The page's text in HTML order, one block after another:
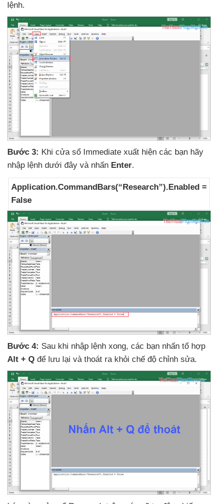
lệnh.
Bước 3: Khi cửa sổ Immediate xuất hiện các bạn hãy
nhập lệnh dưới đây và nhấn Enter.
Application.CommandBars(“Research”).Enabled =
False
Bước 4: Sau khi nhập lệnh xong, các bạn nhấn tổ hợp
Alt + Q để lưu lại và thoát ra khỏi chế độ chỉnh sửa.